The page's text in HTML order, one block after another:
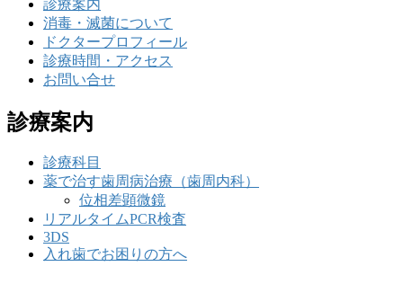
診療案内
消毒・滅菌について
ドクタープロフィール
診療時間・アクセス
お問い合せ
診療案内
診療科目
薬で治す歯周病治療（歯周内科）
位相差顕微鏡
リアルタイムPCR検査
3DS
入れ歯でお困りの方へ